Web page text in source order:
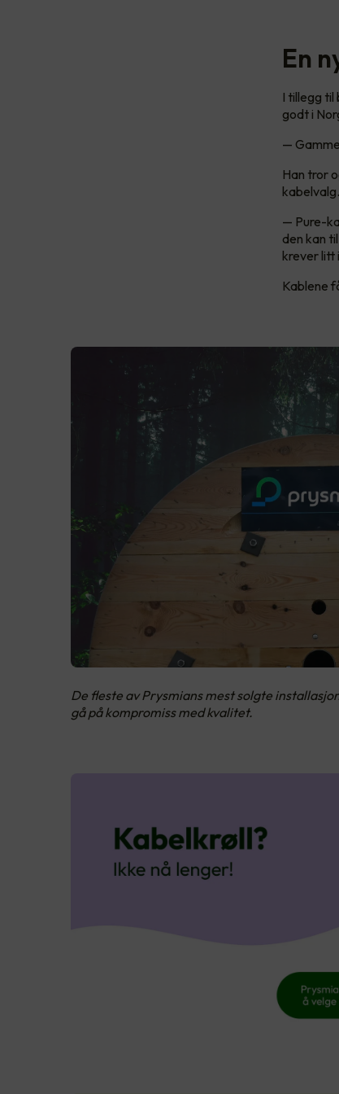
En
I tillegg
godt i
—
Han tror
kabelvalg.
— Pure-
den kan
krever litt
Kablene
De fleste av Prysmians mest solgte
gå på kompromiss med kvalitet.